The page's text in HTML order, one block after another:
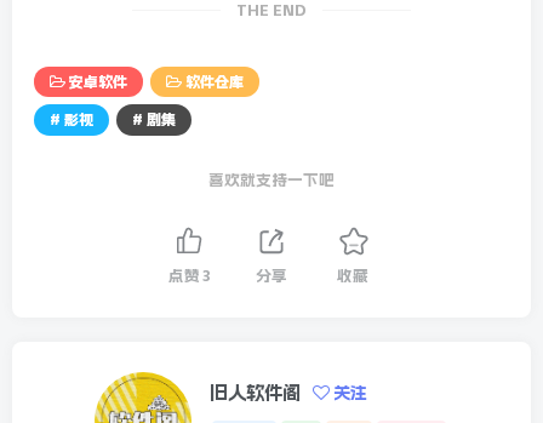
THE END
安卓软件 软件仓库
# 影视 # 剧集
喜欢就支持一下吧
点赞 3 分享 收藏
旧人软件阁 关注